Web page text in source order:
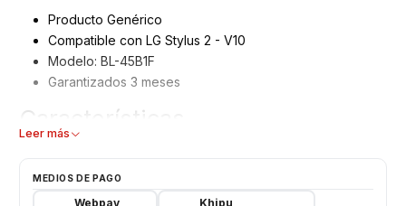
Producto Genérico
Compatible con LG Stylus 2 - V10
Modelo: BL-45B1F
Garantizados 3 meses
Características
Leer más
MEDIOS DE PAGO
Webpay Khipu